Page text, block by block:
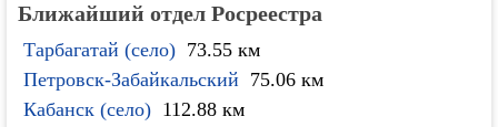
Ближайший отдел Росреестра
Тарбагатай (село) 73.55 км
Петровск-Забайкальский 75.06 км
Кабанск (село) 112.88 км